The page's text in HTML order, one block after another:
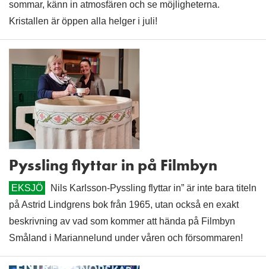
sommar, känn in atmosfären och se möjligheterna.
Kristallen är öppen alla helger i juli!
Pyssling flyttar in på Filmbyn
EKSJÖ
Nils Karlsson-Pyssling flyttar in” är inte bara titeln
på Astrid Lindgrens bok från 1965, utan också en exakt
beskrivning av vad som kommer att hända på Filmbyn
Småland i Mariannelund under våren och försommaren!